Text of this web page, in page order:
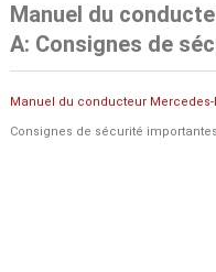
Manuel du
A: Consignes de
Manuel du conducteur Mercedes-
Consignes de sécurité importantes